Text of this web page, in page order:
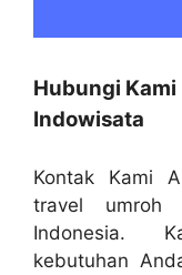
Hubungi
Indowisata
Kontak Kami
travel umroh
Indonesia.
kebutuhan